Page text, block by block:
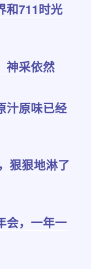
和711时光
神采依然
汁原味已经
狠狠地淋了
会，一年一